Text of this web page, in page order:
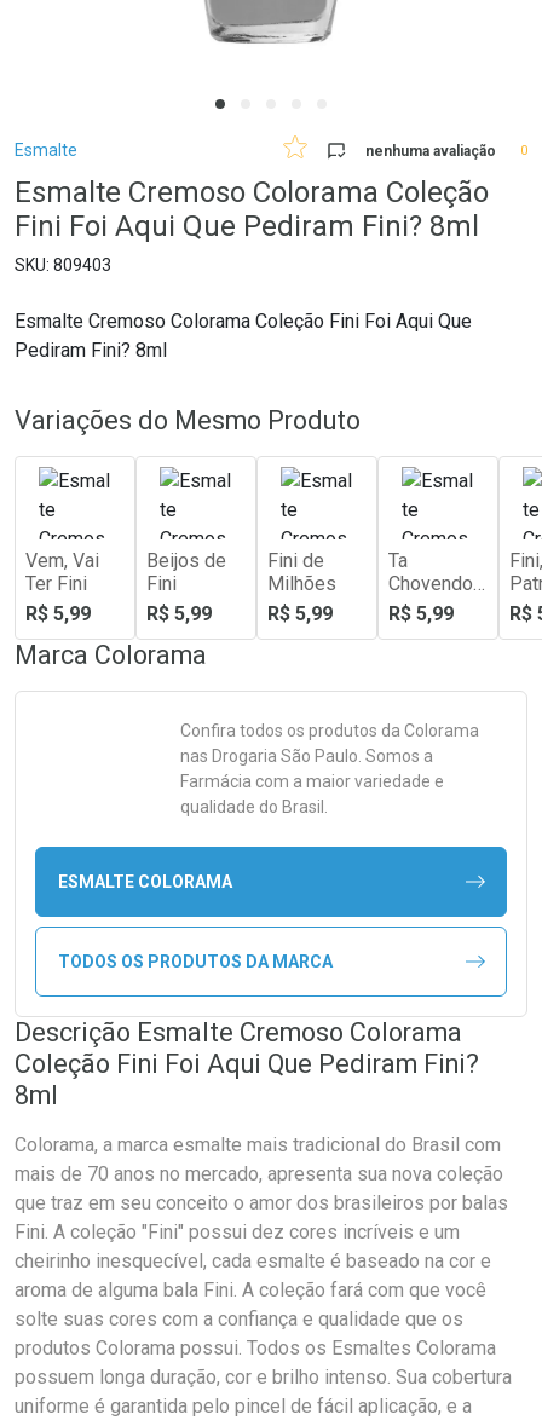
Breadcrumb
Esmalte nenhuma avaliação 0
Esmalte Cremoso Colorama Coleção
Fini Foi Aqui Que Pediram Fini? 8ml
809403
Esmalte Cremoso Colorama Coleção Fini Foi Aqui Que
Pediram Fini? 8ml
Variações do Mesmo Produto
Vem, Vai
Ter Fini
R$ 5,99
Beijos de
Fini
R$ 5,99
Fini de
Milhões
R$ 5,99
Ta
Chovendo
Fini
R$ 5,99
R$
Marca Colorama
Confira todos os produtos da Colorama
nas Drogaria São Paulo. Somos a
Farmácia com a maior variedade e
qualidade do Brasil.
ESMALTE COLORAMA
TODOS OS PRODUTOS DA MARCA
Descrição Esmalte Cremoso Colorama
Coleção Fini Foi Aqui Que Pediram Fini?
8ml
Colorama, a marca esmalte mais tradicional do Brasil com
mais de 70 anos no mercado, apresenta sua nova coleção
que traz em seu conceito o amor dos brasileiros por balas
Fini. A coleção "Fini" possui dez cores incríveis e um
cheirinho inesquecível, cada esmalte é baseado na cor e
aroma de alguma bala Fini. A coleção fará com que você
solte suas cores com a confiança e qualidade que os
produtos Colorama possui. Todos os Esmaltes Colorama
possuem longa duração, cor e brilho intenso. Sua cobertura
uniforme é garantida pelo pincel de fácil aplicação, e a